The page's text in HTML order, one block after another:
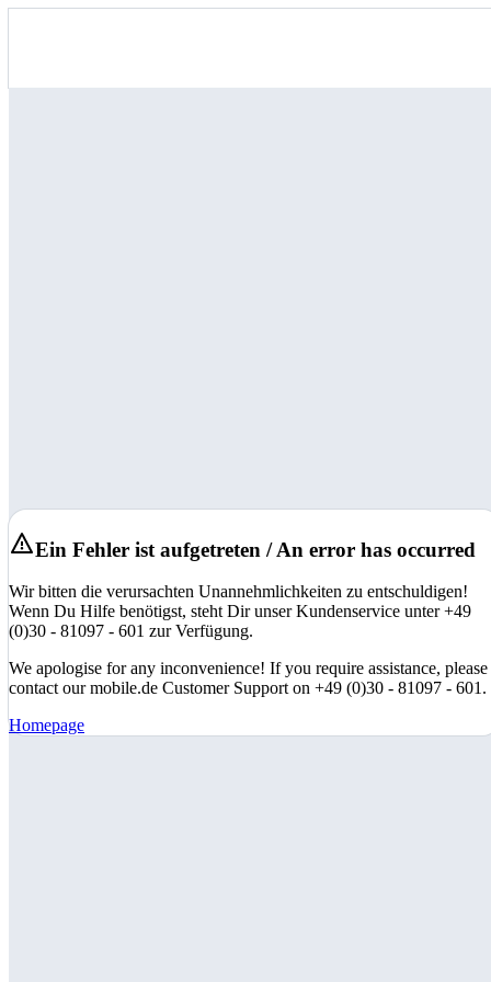
Ein Fehler ist aufgetreten / An error has occurred
Wir bitten die verursachten Unannehmlichkeiten zu entschuldigen!
Wenn Du Hilfe benötigst, steht Dir unser Kundenservice unter +49
(0)30 - 81097 - 601 zur Verfügung.
We apologise for any inconvenience! If you require assistance, please
contact our mobile.de Customer Support on +49 (0)30 - 81097 - 601.
Homepage